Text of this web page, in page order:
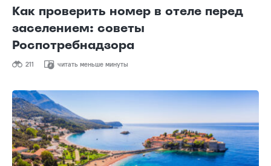
Как проверить номер в отеле перед
заселением: советы
Роспотребнадзора
211 читать меньше минуты